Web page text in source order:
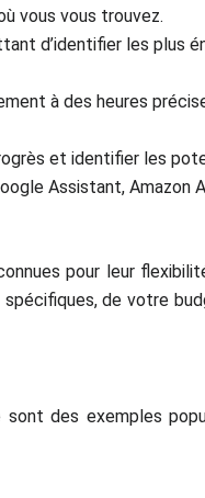
vous vous trouvez.
d’identifier les plus
à des heures
et identifier les
Assistant, Amazon
pour leur
de votre
des exemples